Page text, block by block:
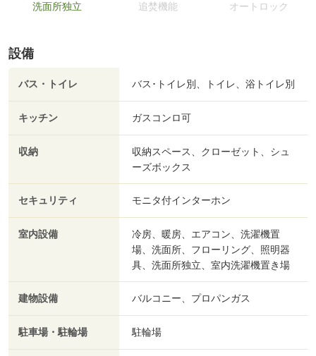
洗面所独立 追焚機能 オートロック
設備
バス・トイレ バス･トイレ別、トイレ、浴トイレ別
キッチン ガスコンロ可
収納
収納スペース、クローゼット、シュ
ーズボックス
セキュリティ モニタ付インターホン
室内設備
冷房、暖房、エアコン、洗濯機置
場、洗面所、フローリング、照明器
具、洗面所独立、室内洗濯機置き場
建物設備 バルコニー、プロパンガス
駐車場・駐輪場 駐輪場